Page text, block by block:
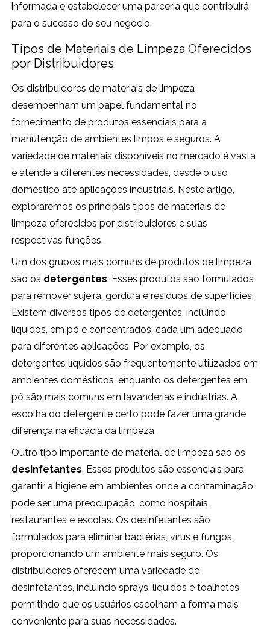
informada e estabelecer uma parceria que contribuirá
para o sucesso do seu negócio.
Tipos de Materiais de Limpeza Oferecidos
por Distribuidores
Os distribuidores de materiais de limpeza
desempenham um papel fundamental no
fornecimento de produtos essenciais para a
manutenção de ambientes limpos e seguros. A
variedade de materiais disponíveis no mercado é vasta
e atende a diferentes necessidades, desde o uso
doméstico até aplicações industriais. Neste artigo,
exploraremos os principais tipos de materiais de
limpeza oferecidos por distribuidores e suas
respectivas funções.
Um dos grupos mais comuns de produtos de limpeza
são os detergentes. Esses produtos são formulados
para remover sujeira, gordura e resíduos de superfícies.
Existem diversos tipos de detergentes, incluindo
líquidos, em pó e concentrados, cada um adequado
para diferentes aplicações. Por exemplo, os
detergentes líquidos são frequentemente utilizados em
ambientes domésticos, enquanto os detergentes em
pó são mais comuns em lavanderias e indústrias. A
escolha do detergente certo pode fazer uma grande
diferença na eficácia da limpeza.
Outro tipo importante de material de limpeza são os
desinfetantes. Esses produtos são essenciais para
garantir a higiene em ambientes onde a contaminação
pode ser uma preocupação, como hospitais,
restaurantes e escolas. Os desinfetantes são
formulados para eliminar bactérias, vírus e fungos,
proporcionando um ambiente mais seguro. Os
distribuidores oferecem uma variedade de
desinfetantes, incluindo sprays, líquidos e toalhetes,
permitindo que os usuários escolham a forma mais
conveniente para suas necessidades.